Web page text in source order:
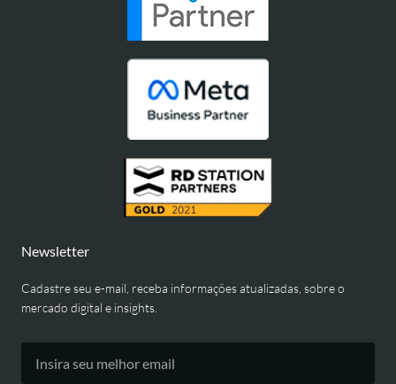
Newsletter
Cadastre seu e-mail, receba informações atualizadas, sobre o
mercado digital e insights.